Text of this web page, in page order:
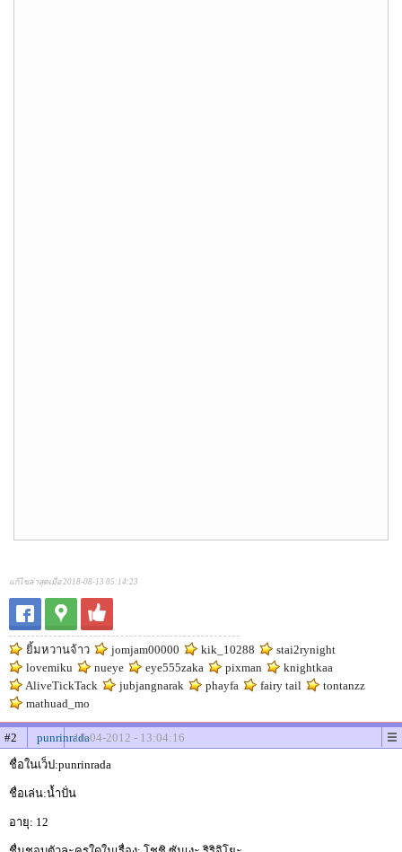
แก้ไขล่าสุดเมื่อ 2018-08-13 05:14:23
ยิ้มหวานจ้าว jomjam00000 kik_10288
stai2rynight
lovemiku
nueye eye555zaka pixman
knightkaa
AliveTickTack
jubjangnarak phayfa fairy tail
tontanzz
mathuad_mo
#2 punrinrada16-04-2012 - 13:04:16
ชื่อในเว็ป:punrinrada
ชื่อเล่น:น้ำปั่น
อายุ: 12